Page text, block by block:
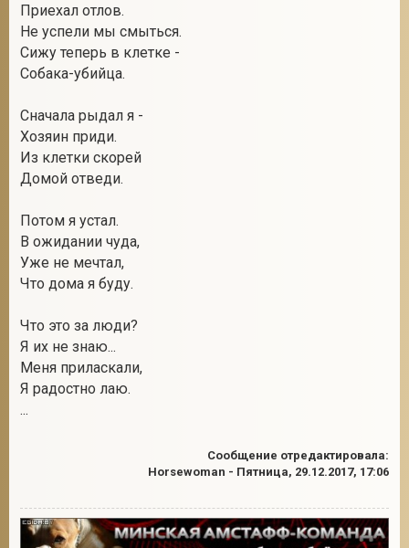
Приехал отлов.
Не успели мы смыться.
Сижу теперь в клетке -
Собака-убийца.
Сначала рыдал я -
Хозяин приди.
Из клетки скорей
Домой отведи.
Потом я устал.
В ожидании чуда,
Уже не мечтал,
Что дома я буду.
Что это за люди?
Я их не знаю...
Меня приласкали,
Я радостно лаю.
...
Сообщение отредактировала:
Horsewoman - Пятница, 29.12.2017, 17:06